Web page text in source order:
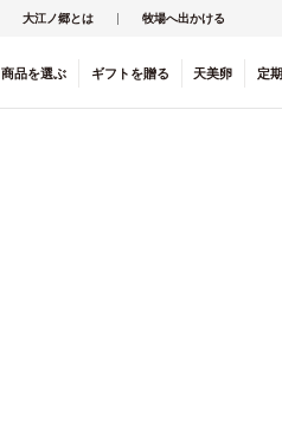
大江ノ郷とは 牧場へ出かける
商品を選ぶ ギフト を贈る 天美卵 定